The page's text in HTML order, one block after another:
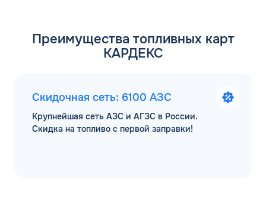
Преимущества топливных карт
КАРДЕКС
Скидочная сеть: 6100 АЗС
Крупнейшая сеть АЗС и АГЗС в России.
Скидка на топливо с первой заправки!